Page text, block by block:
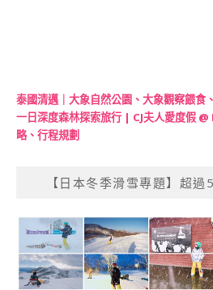
泰國清邁｜大象自然公園、大象觀察餵
一日深度森林探索旅行 | CJ夫人愛度假
略、行程規劃
【日本冬季滑雪專題】超